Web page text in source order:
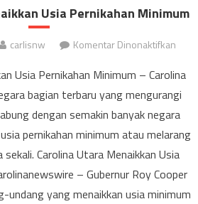
Usia Pernikahan Minimum
carlisnw Komentar Dinonaktifkanpada
Utara
Usia
Usia Pernikahan Minimum – Carolina
bagian terbaru yang mengurangi
dengan semakin banyak negara
pernikahan minimum atau melarang
Carolina Utara Menaikkan Usia
– Gubernur Roy Cooper
undang yang menaikkan usia minimum